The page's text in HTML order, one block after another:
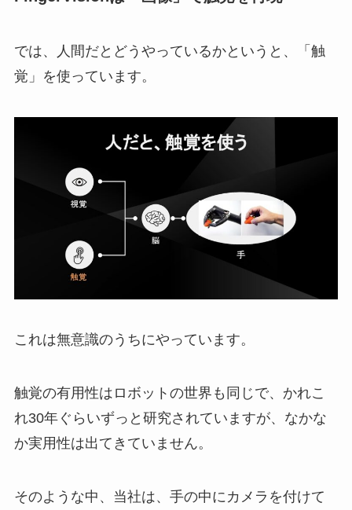
では、人間だとどうやっているかというと、「触
覚」を使っています。
これは無意識のうちにやっています。
触覚の有用性はロボットの世界も同じで、かれこ
れ30年ぐらいずっと研究されていますが、なかな
か実用性は出てきていません。
そのような中、当社は、手の中にカメラを付けて